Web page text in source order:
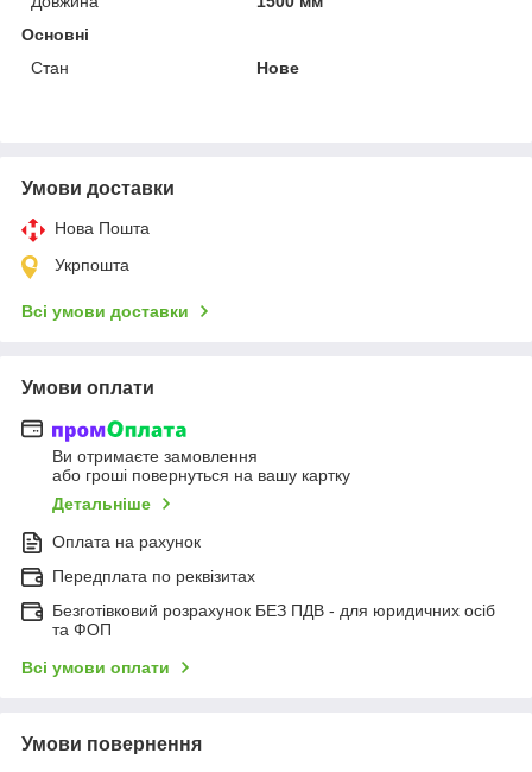
Основні
Стан
Нове
Умови доставки
Нова Пошта
Укрпошта
Всі умови доставки
Умови оплати
Ви отримаєте замовлення
або гроші повернуться на вашу картку
Детальніше
Оплата на рахунок
Передплата по реквізитах
Безготівковий розрахунок БЕЗ ПДВ - для юридичних осіб
та ФОП
Всі умови оплати
Умови повернення